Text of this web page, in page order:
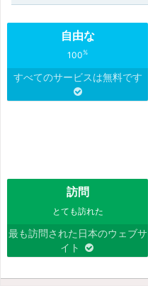
自由な
100%
すべてのサービスは無料です
訪問
とても訪れた
最も訪問された日本のウェブサ
イト